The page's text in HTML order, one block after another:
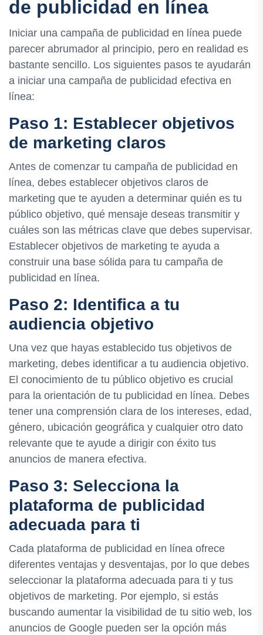
de publicidad en línea
Iniciar una campaña de publicidad en línea puede
parecer abrumador al principio, pero en realidad es
bastante sencillo. Los siguientes pasos te ayudarán
a iniciar una campaña de publicidad efectiva en
línea:
Paso 1: Establecer objetivos
de marketing claros
Antes de comenzar tu campaña de publicidad en
línea, debes establecer objetivos claros de
marketing que te ayuden a determinar quién es tu
público objetivo, qué mensaje deseas transmitir y
cuáles son las métricas clave que debes supervisar.
Establecer objetivos de marketing te ayuda a
construir una base sólida para tu campaña de
publicidad en línea.
Paso 2: Identifica a tu
audiencia objetivo
Una vez que hayas establecido tus objetivos de
marketing, debes identificar a tu audiencia objetivo.
El conocimiento de tu público objetivo es crucial
para la orientación de tu publicidad en línea. Debes
tener una comprensión clara de los intereses, edad,
género, ubicación geográfica y cualquier otro dato
relevante que te ayude a dirigir con éxito tus
anuncios de manera efectiva.
Paso 3: Selecciona la
plataforma de publicidad
adecuada para ti
Cada plataforma de publicidad en línea ofrece
diferentes ventajas y desventajas, por lo que debes
seleccionar la plataforma adecuada para ti y tus
objetivos de marketing. Por ejemplo, si estás
buscando aumentar la visibilidad de tu sitio web, los
anuncios de Google pueden ser la opción más